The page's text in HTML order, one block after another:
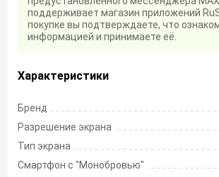
поддерживает магазин приложений
покупке вы подтверждаете, что
информацией и принимаете её.
Характеристики
Бренд
Разрешение экрана
Тип экрана
Смартфон с "Монобровью"